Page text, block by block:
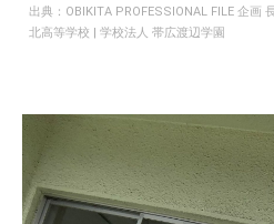
出典： OBIKITA PROFESSIONAL FILE 企画
北高等学校 | 学校法人 帯広渡辺学園